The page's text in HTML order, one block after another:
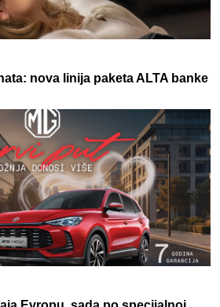
nova linija paketa ALTA banke